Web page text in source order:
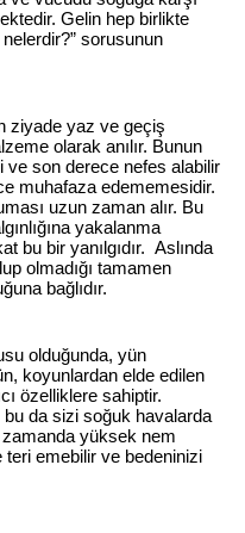
Gelin hep birlikte
sorusunun
ziyade yaz ve geçiş
olarak anılır. Bunun
ve son derece nefes alabilir
muhafaza edememesidir.
uzun zaman alır. Bu
yakalanma
bu bir yanılgıdır. Aslında
olmadığı tamamen
bağlıdır.
olduğunda, yün
koyunlardan elde edilen
özelliklere sahiptir.
bu da sizi soğuk havalarda
zamanda yüksek nem
teri emebilir ve bedeninizi